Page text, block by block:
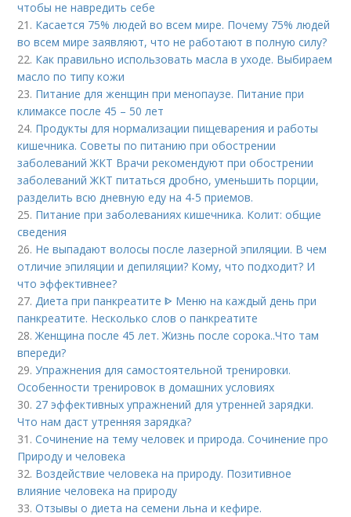
чтобы не навредить себе
21. Касается 75% людей во всем мире. Почему 75% людей
во всем мире заявляют, что не работают в полную силу?
22. Как правильно использовать масла в уходе. Выбираем
масло по типу кожи
23. Питание для женщин при менопаузе. Питание при
климаксе после 45 – 50 лет
24. Продукты для нормализации пищеварения и работы
кишечника. Советы по питанию при обострении
заболеваний ЖКТ Врачи рекомендуют при обострении
заболеваний ЖКТ питаться дробно, уменьшить порции,
разделить всю дневную еду на 4-5 приемов.
25. Питание при заболеваниях кишечника. Колит: общие
сведения
26. Не выпадают волосы после лазерной эпиляции. В чем
отличие эпиляции и депиляции? Кому, что подходит? И
что эффективнее?
27.Диета при панкреатите ᐈ Меню на каждый день при
панкреатите. Несколько слов о панкреатите
28.Женщина после 45 лет. Жизнь после сорока..Что там
впереди?
29.Упражнения для самостоятельной тренировки.
Особенности тренировок в домашних условиях
30. 27 эффективных упражнений для утренней зарядки.
Что нам даст утренняя зарядка?
31.Сочинение на тему человек и природа. Сочинение про
Природу и человека
32. Воздействие человека на природу. Позитивное
влияние человека на природу
33.Отзывы о диета на семени льна и кефире.